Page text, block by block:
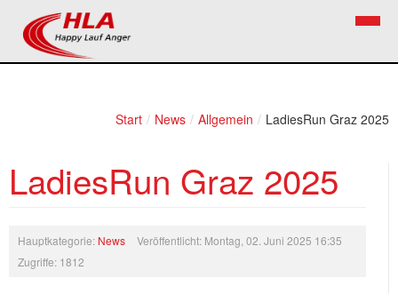
Start / News / Allgemein / LadiesRun Graz 2025
LadiesRun Graz 2025
Hauptkategorie: News
Veröffentlicht: Montag, 02. Juni 2025 16:35
Zugriffe: 1812
Kontakt
Bezirkslaufcup
Firekids